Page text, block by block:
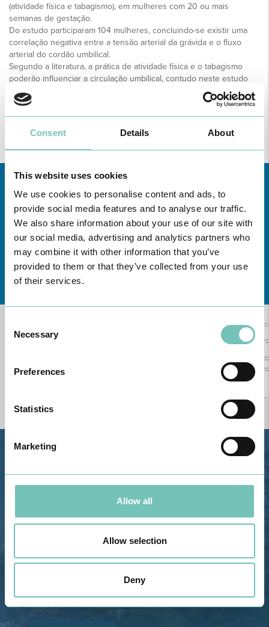
Consent Details About
This website uses cookies
We use cookies to personalise content and ads, to
provide social media features and to analyse our traffic.
We also share information about your use of our site with
our social media, advertising and analytics partners who
may combine it with other information that you’ve
provided to them or that they’ve collected from your use
of their services.
Selection
Necessary
Preferences
Statistics
Marketing
Allow all
Allow selection
Deny
(atividade física e tabagismo), em mulheres com 20 ou mais
semanas de gestação.
Do estudo participaram 104 mulheres, concluindo-se existir uma
correlação negativa entre a tensão arterial da grávida e o fluxo
arterial do cordão umbilical.
Segundo a literatura, a prática de atividade física e o tabagismo
poderão influenciar a circulação umbilical, contudo neste estudo
não foi observada uma associação significativa entre esses fatores.
A investigação desenvolveu-se na Maternidade do HPA Gambelas,
tendo contado com a colaboração da sua diretora, Dr.ª Ivone Lobo
Leça. Os orientadores por parte da Universidade do Algarve foram
os Profs. António Abrantes, Luís Ribeiro e Sónia Rodrigues.
Learn about all CUF Health Units here
Bota, 8500-322 Alvor - Portimão